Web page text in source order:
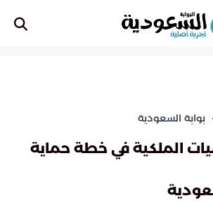
بوابة السعودية
الملكية في خطة حماية